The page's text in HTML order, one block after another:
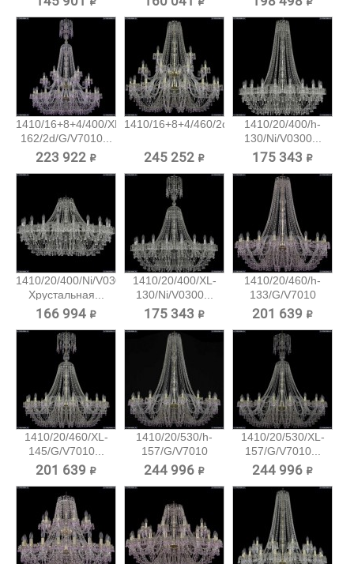
1410/16+8+4/400/XL-
162/2d/G/V7010...
223 922 ₽
1410/16+8+4/460/2d/G/V7010...
245 252 ₽
1410/20/400/h-
130/Ni/V0300...
175 343 ₽
1410/20/400/Ni/V0300
Хрустальная...
166 994 ₽
1410/20/400/XL-
130/Ni/V0300...
175 343 ₽
1410/20/460/h-
133/G/V7010
Хрустальная...
201 639 ₽
1410/20/460/XL-
145/G/V7010...
201 639 ₽
1410/20/530/h-
157/G/V7010
Хрустальная...
244 996 ₽
1410/20/530/XL-
157/G/V7010...
244 996 ₽